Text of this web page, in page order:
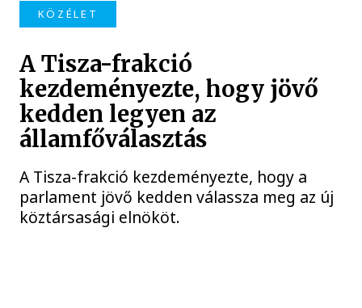
KÖZÉLET
A Tisza-frakció
kezdeményezte, hogy jövő
kedden legyen az
államfőválasztás
A Tisza-frakció kezdeményezte, hogy a
parlament jövő kedden válassza meg az új
köztársasági elnököt.